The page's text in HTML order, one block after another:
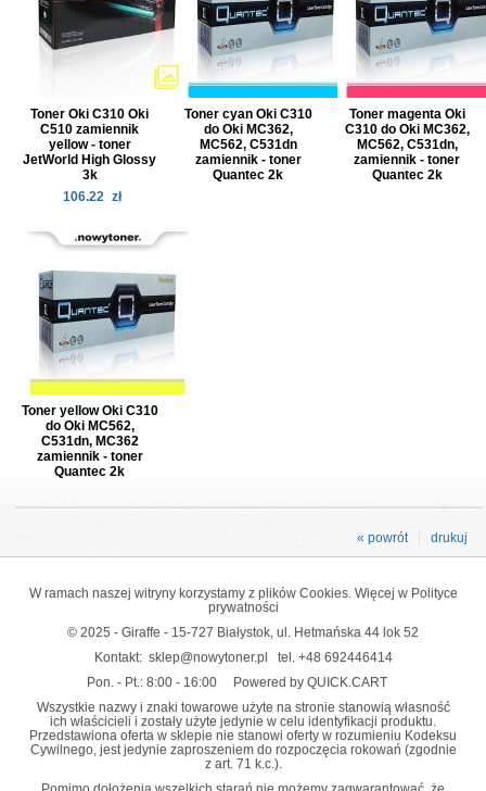
Toner Oki C310 Oki
C510 zamiennik
yellow - toner
JetWorld High Glossy
3k
106.22 zł
Toner cyan Oki C310
do Oki MC362,
MC562, C531dn
zamiennik - toner
Quantec 2k
Toner magenta Oki
C310 do Oki MC362,
MC562, C531dn,
zamiennik - toner
Quantec 2k
Toner yellow Oki C310
do Oki MC562,
C531dn, MC362
zamiennik - toner
Quantec 2k
drukuj
« powrót
W ramach naszej witryny korzystamy z plików Cookies. Więcej w Polityce
prywatności
© 2025 - Giraffe - 15-727 Białystok, ul. Hetmańska 44 lok 52
Kontakt: sklep@nowytoner.pl tel. +48 692446414
Pon. - Pt.: 8:00 - 16:00
Powered by QUICK.CART
Wszystkie nazwy i znaki towarowe użyte na stronie stanowią własność
ich właścicieli i zostały użyte jedynie w celu identyfikacji produktu.
Przedstawiona oferta w sklepie nie stanowi oferty w rozumieniu Kodeksu
Cywilnego, jest jedynie zaproszeniem do rozpoczęcia rokowań (zgodnie
z art. 71 k.c.).